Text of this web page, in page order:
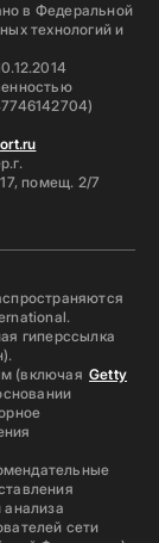
в Федеральной
технологий и
помещ. 2/7
гиперссылка
(включая Getty
сети